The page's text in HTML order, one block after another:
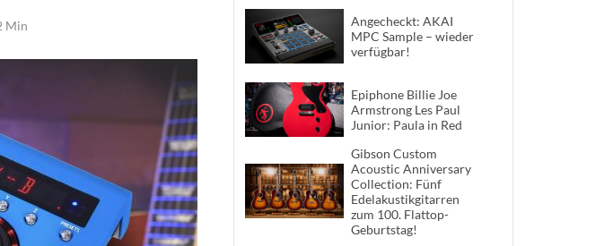
Min
Angecheckt: AKAI
MPC Sample – wieder
verfügbar!
Epiphone Billie Joe
Armstrong Les Paul
Junior: Paula in Red
Gibson Custom
Acoustic Anniversary
Collection: Fünf
Edelakustikgitarren
zum 100. Flattop-
Geburtstag!